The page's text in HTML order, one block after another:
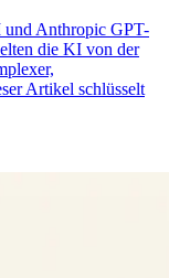
Anthropic GPT-
die KI von der
Artikel schlüsselt